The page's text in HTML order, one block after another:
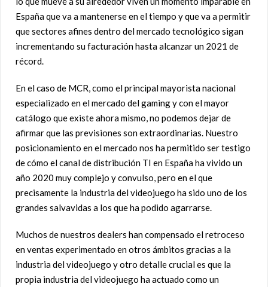
España que va a mantenerse en el tiempo y que va a permitir
que sectores afines dentro del mercado tecnológico sigan
incrementando su facturación hasta alcanzar un 2021 de
récord.
En el caso de MCR, como el principal mayorista nacional
especializado en el mercado del gaming y con el mayor
catálogo que existe ahora mismo, no podemos dejar de
afirmar que las previsiones son extraordinarias. Nuestro
posicionamiento en el mercado nos ha permitido ser testigo
de cómo el canal de distribución TI en España ha vivido un
año 2020 muy complejo y convulso, pero en el que
precisamente la industria del videojuego ha sido uno de los
grandes salvavidas a los que ha podido agarrarse.
Muchos de nuestros dealers han compensado el retroceso
en ventas experimentado en otros ámbitos gracias a la
industria del videojuego y otro detalle crucial es que la
propia industria del videojuego ha actuado como un